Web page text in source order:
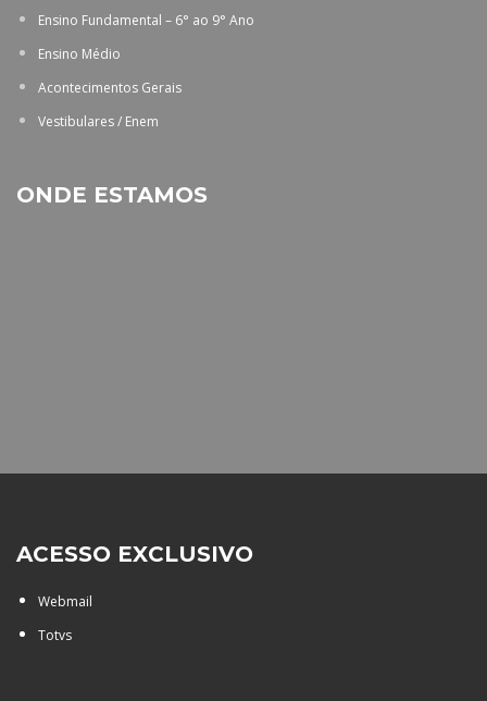
Ensino Fundamental – 6° ao 9° Ano
Ensino Médio
Acontecimentos Gerais
Vestibulares / Enem
ONDE ESTAMOS
ACESSO EXCLUSIVO
Webmail
Totvs